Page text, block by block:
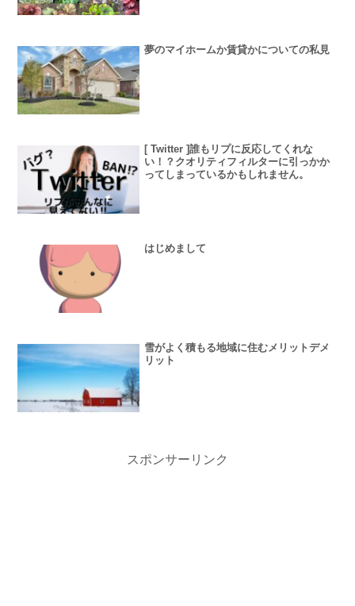
夢のマイホームか賃貸かについての私見
[ Twitter ]誰もリプに反応してくれな
い！？クオリティフィルターに引っかか
ってしまっているかもしれません。
はじめまして
雪がよく積もる地域に住むメリットデメ
リット
スポンサーリンク